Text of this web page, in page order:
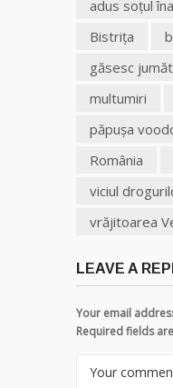
adus soţul
Bistrița
găsesc
multumiri
păpuşa
România
viciul
vrăjitoarea
LEAVE A
Your email
Required fields
Your